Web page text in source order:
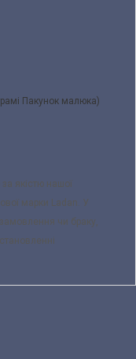
Пакунок малюка)
якістю нашої
марки Ladan. У
чи браку,